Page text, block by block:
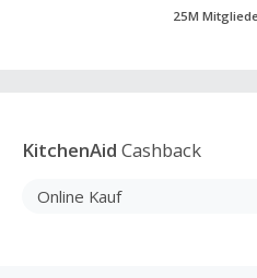
25M
KitchenAid Cashback
Online Kauf